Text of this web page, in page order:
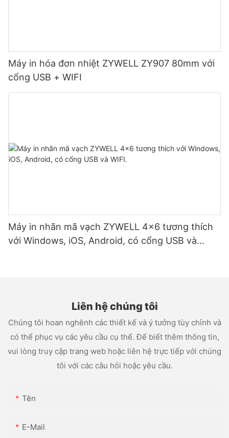
Máy in hóa đơn nhiệt ZYWELL ZY907 80mm với
cổng USB + WIFI
Máy in nhãn mã vạch ZYWELL 4x6 tương thích
với Windows, iOS, Android, có cổng USB và
Liên hệ chúng tôi
Chúng tôi hoan nghênh các thiết kế và ý tưởng tùy chỉnh và
có thể phục vụ các yêu cầu cụ thể. Để biết thêm thông tin,
vui lòng truy cập trang web hoặc liên hệ trực tiếp với chúng
tôi với các câu hỏi hoặc yêu cầu.
Tên
E-Mail